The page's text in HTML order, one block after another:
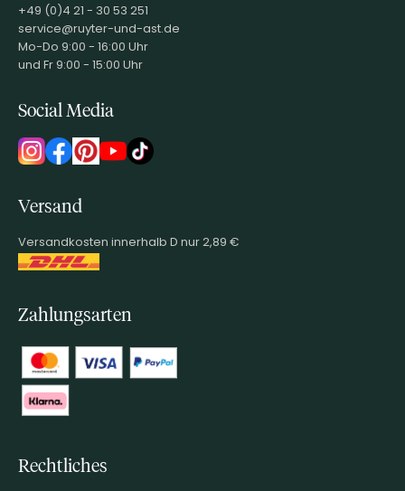
+49 (0)4 21 - 30 53 251
service@ruyter-und-ast.de
Mo-Do 9:00 - 16:00 Uhr
und Fr 9:00 - 15:00 Uhr
Social Media
Versand
Versandkosten innerhalb D nur 2,89 €
Zahlungsarten
Rechtliches